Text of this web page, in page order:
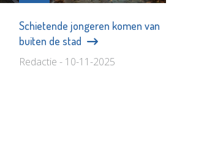
Schietende jongeren komen van
buiten de stad
Redactie - 10-11-2025